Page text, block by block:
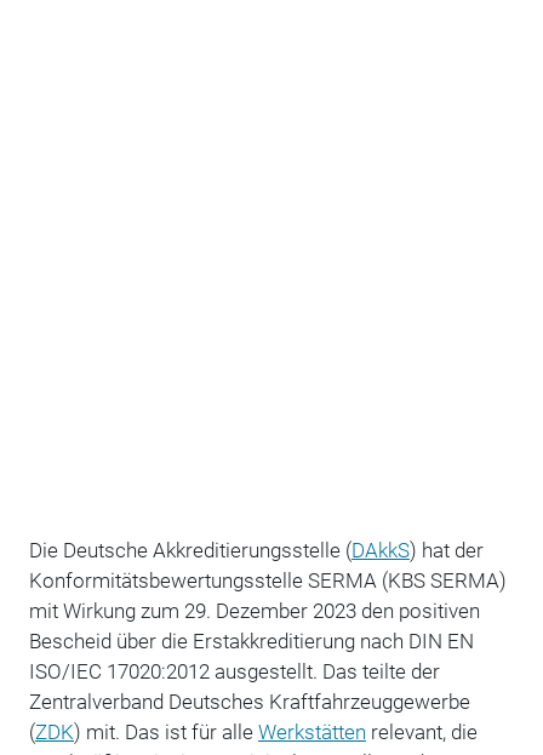
Die Deutsche Akkreditierungsstelle (DAkkS) hat der
Konformitätsbewertungsstelle SERMA (KBS SERMA)
mit Wirkung zum 29. Dezember 2023 den positiven
Bescheid über die Erstakkreditierung nach DIN EN
ISO/IEC 17020:2012 ausgestellt. Das teilte der
Zentralverband Deutsches Kraftfahrzeuggewerbe
(ZDK) mit. Das ist für alle Werkstätten relevant, die